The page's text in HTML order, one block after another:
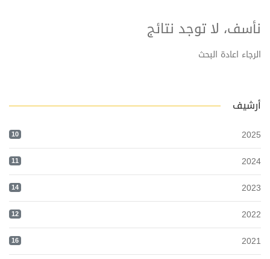
نأسف، لا توجد نتائج
الرجاء اعادة البحث
أرشيف
2025
10
2024
11
2023
14
2022
12
2021
16